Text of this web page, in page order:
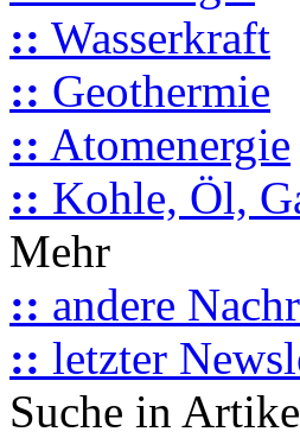
:: Wasserkraft
:: Geothermie
:: Atomenergie
:: Kohle, Öl,
Mehr
:: andere
:: letzter
Suche in